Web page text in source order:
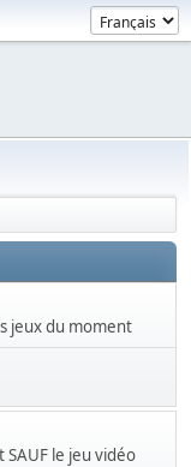
jeux du moment
le jeu vidéo